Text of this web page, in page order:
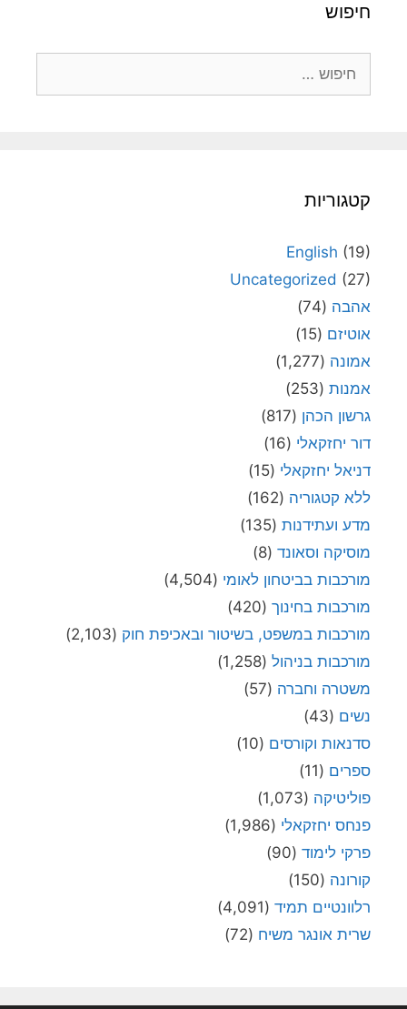
חיפוש
קטגוריות
English (19)
Uncategorized (27)
אהבה (74)
אוטיזם (15)
אמונה (1,277)
אמנות (253)
גרשון הכהן (817)
דור יחזקאלי (16)
דניאל יחזקאלי (15)
ללא קטגוריה (162)
מדע ועתידנות (135)
מוסיקה וסאונד (8)
מורכבות בביטחון לאומי (4,504)
מורכבות בחינוך (420)
מורכבות במשפט, בשיטור ובאכיפת חוק (2,103)
מורכבות בניהול (1,258)
משטרה וחברה (57)
נשים (43)
סדנאות וקורסים (10)
ספרים (11)
פוליטיקה (1,073)
פנחס יחזקאלי (1,986)
פרקי לימוד (90)
קורונה (150)
רלוונטיים תמיד (4,091)
שרית אונגר משיח (72)